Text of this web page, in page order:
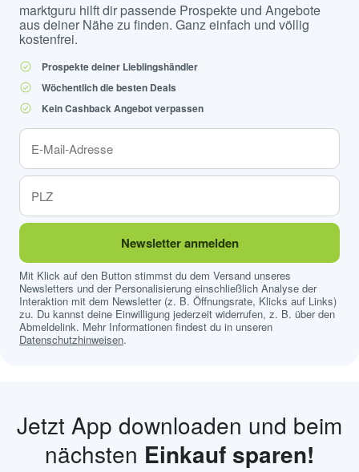
marktguru hilft dir passende Prospekte und Angebote
aus deiner Nähe zu finden. Ganz einfach und völlig
kostenfrei.
Prospekte deiner Lieblingshändler
Wöchentlich die besten Deals
Kein Cashback Angebot verpassen
Newsletter anmelden
Mit Klick auf den Button stimmst du dem Versand unseres
Newsletters und der Personalisierung einschließlich Analyse der
Interaktion mit dem Newsletter (z. B. Öffnungsrate, Klicks auf Links)
zu. Du kannst deine Einwilligung jederzeit widerrufen, z. B. über den
Abmeldelink. Mehr Informationen findest du in unseren
Datenschutzhinweisen.
Jetzt App downloaden und beim
nächsten Einkauf sparen!